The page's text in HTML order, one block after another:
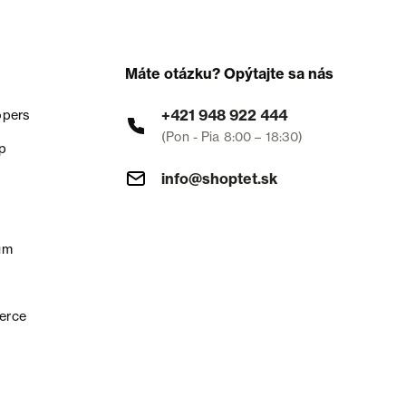
Máte otázku? Opýtajte sa nás
+421 948 922 444
(Pon - Pia 8:00 – 18:30)
info@shoptet.sk